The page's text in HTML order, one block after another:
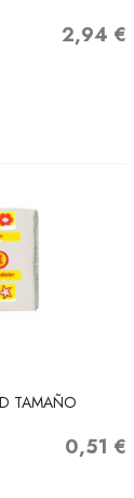
Precio
2,94 €
TAMAÑO
Precio
0,51 €